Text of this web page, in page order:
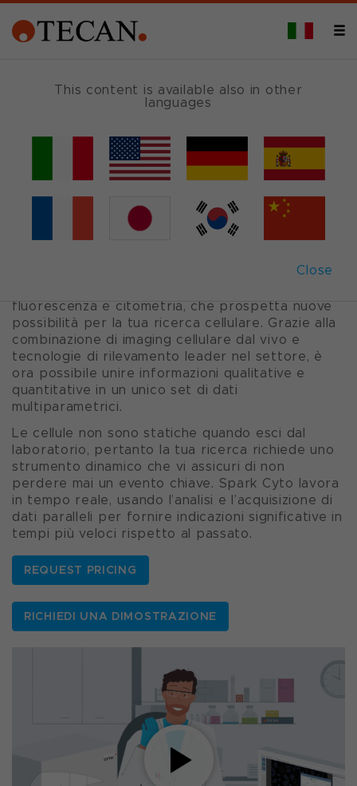
This content is available also in other
languages
Close
®Cyto
LETTORE DI MICROPIASTRE CON IMAGING
CELLULARE DAL VIVO E CITOMETRIA IN
TEMPO REALE
fluorescenza e citometria, che prospetta nuove
possibilità per la tua ricerca cellulare. Grazie alla
combinazione di imaging cellulare dal vivo e
tecnologie di rilevamento leader nel settore, è
ora possibile unire informazioni qualitative e
quantitative in un unico set di dati
multiparametrici.
Le cellule non sono statiche quando esci dal
laboratorio, pertanto la tua ricerca richiede uno
strumento dinamico che vi assicuri di non
perdere mai un evento chiave. Spark Cyto lavora
in tempo reale, usando l’analisi e l’acquisizione di
dati paralleli per fornire indicazioni significative in
tempi più veloci rispetto al passato.
REQUEST PRICING
RICHIEDI UNA DIMOSTRAZIONE